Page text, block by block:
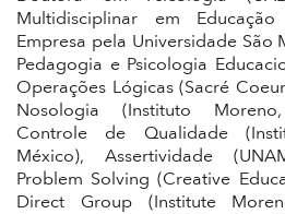
Multidisciplinar em
Empresa pela Universidade São
Pedagogia e Psicologia
Operações Lógicas (Sacré
Nosologia (Instituto
Controle de Qualidade
México), Assertividade
Problem Solving (Creative
Direct Group (Institute